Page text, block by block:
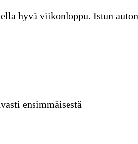
hyvä viikonloppu. Istun auton
ensimmäisestä